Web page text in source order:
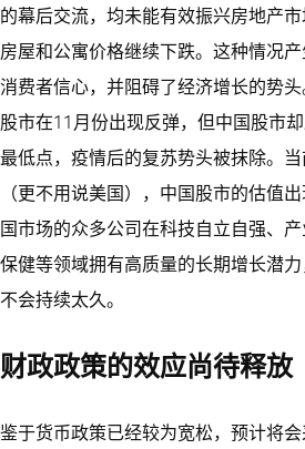
的幕后交流，均未能有效振兴房地产市
房屋和公寓价格继续下跌。这种情况
消费者信心，并阻碍了经济增长的势
股市在11月份出现反弹，但中国股市
最低点，疫情后的复苏势头被抹除。
（更不用说美国），中国股市的估值
国市场的众多公司在科技自立自强、
保健等领域拥有高质量的长期增长潜
不会持续太久。
财政政策的效应尚待释放
鉴于货币政策已经较为宽松，预计将